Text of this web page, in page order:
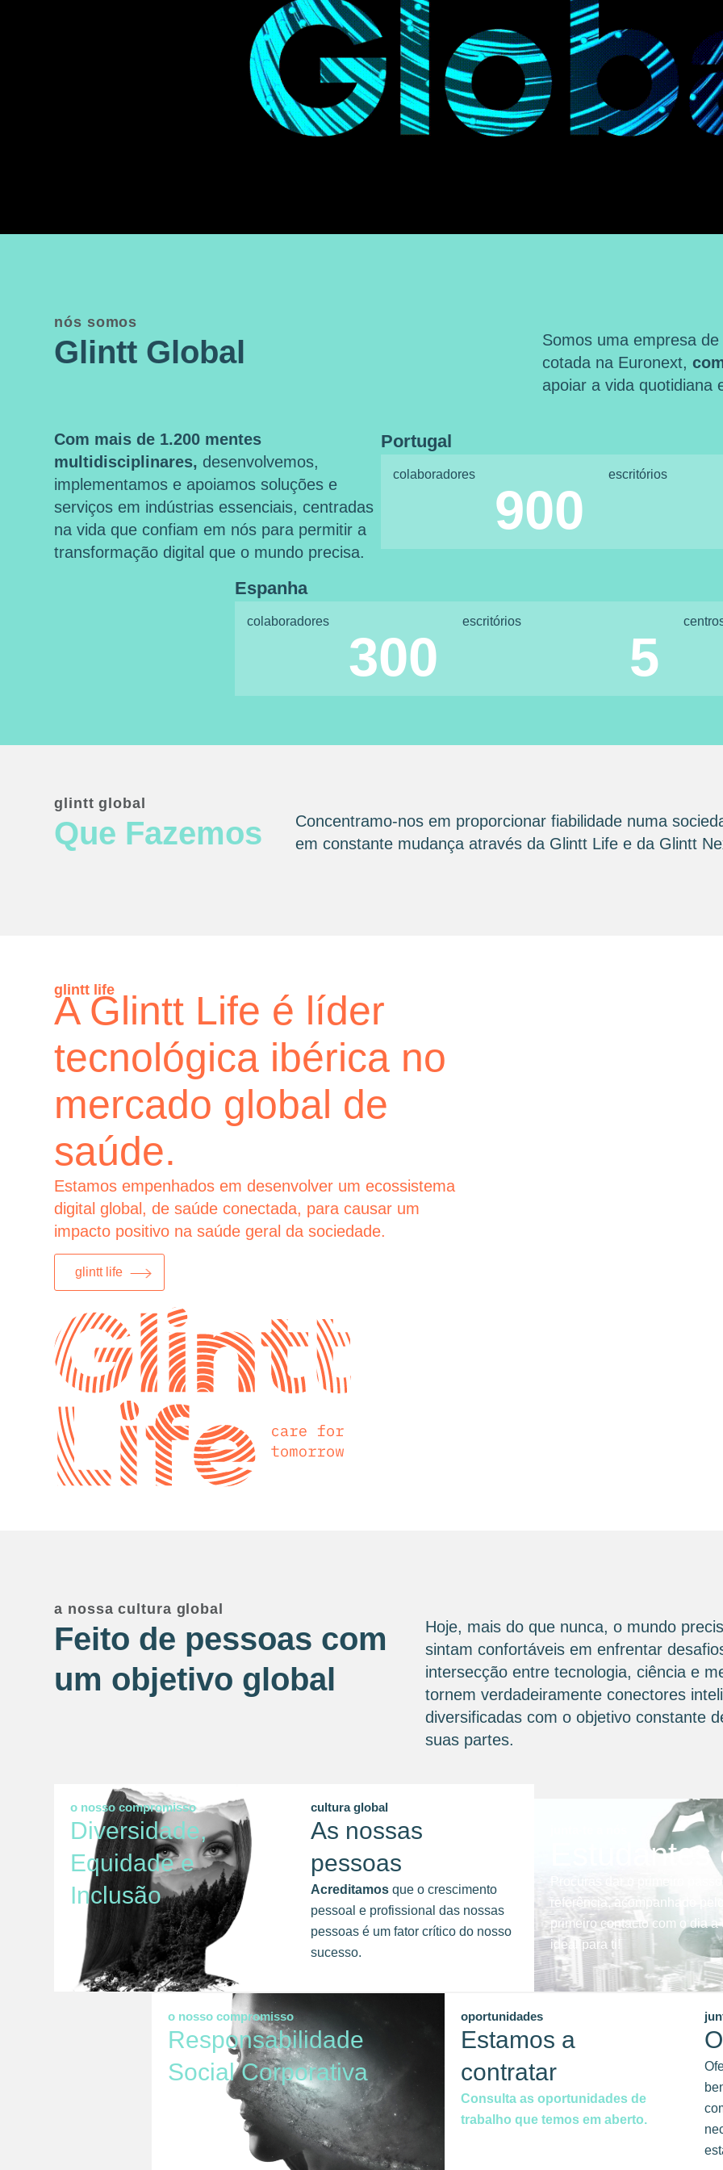
nós somos
Glintt Global
Somos uma empresa
cotada na Euronext,
apoiar a vida quotidiana
Com mais de 1.200 mentes
multidisciplinares, desenvolvemos,
implementamos e apoiamos soluções e
serviços em indústrias essenciais, centradas
na vida que confiam em nós para permitir a
transformação digital que o mundo precisa.
Portugal
colaboradores
900
escritórios
Espanha
colaboradores
300
escritórios
5
glintt global
Que Fazemos
Concentramo-nos em proporcionar fiabilidade numa
em constante mudança através da Glintt Life e da Glintt
glintt life
A Glintt Life é líder
tecnológica ibérica no
mercado global de
saúde.
Estamos empenhados em desenvolver um ecossistema
digital global, de saúde conectada, para causar um
impacto positivo na saúde geral da sociedade.
glintt life
a nossa cultura global
Feito de pessoas com
um objetivo global
Hoje, mais do que nunca, o mundo
sintam confortáveis ​​em enfrentar
intersecção entre tecnologia, ciência e
tornem verdadeiramente conectores
diversificadas com o objetivo constante
suas partes.
o nosso compromisso
Diversidade,
Equidade e
Inclusão
cultura global
As nossas
pessoas
Acreditamosque o crescimento
pessoal e profissional das nossas
pessoas é um fator crítico do nosso
sucesso.
Estudantes
Procuras dar o primeiro
referência, acompanhado
primeiro contacto com o dia a
ideal para ti!
o nosso compromisso
Responsabilidade
Social Corporativa
oportunidades
Estamos a
contratar
Consulta as oportunidades de
trabalho que temos em aberto.